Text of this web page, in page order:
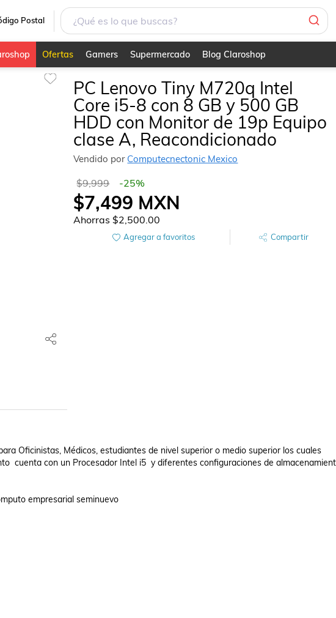
Postal
Ofertas Gamers Supermercado Blog Claroshop
PC Lenovo Tiny M720q Intel
Core i5-8 con 8 GB y 500 GB
HDD con Monitor de 19p Equipo
clase A, Reacondicionado
Vendido por Computecnectonic Mexico
$9,999 -25%
$7,499 MXN
Ahorras$2,500.00
Agregar a favoritos Compartir
Oficinistas, Médicos, estudiantes de nivel superior o medio superior los cuales
cuenta con un Procesador Intel i5  y diferentes configuraciones de
empresarial seminuevo
GB HDD con Monitor de 19p Equipo clase A, Reacondicionado